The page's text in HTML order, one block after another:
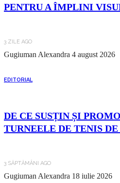
PENTRU A ÎMPLINI
3 ZILE AGO
Gugiuman Alexandra 4 august 2026
EDITORIAL
DE CE SUSȚIN ȘI
TURNEELE DE TENIS
3 SĂPTĂMÂNI AGO
Gugiuman Alexandra 18 iulie 2026